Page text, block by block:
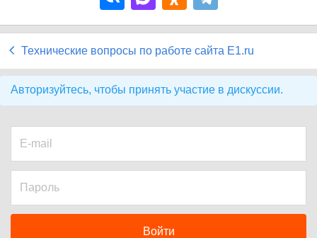
Технические вопросы по работе сайта E1.ru
Авторизуйтесь, чтобы принять участие в дискуссии.
Войти